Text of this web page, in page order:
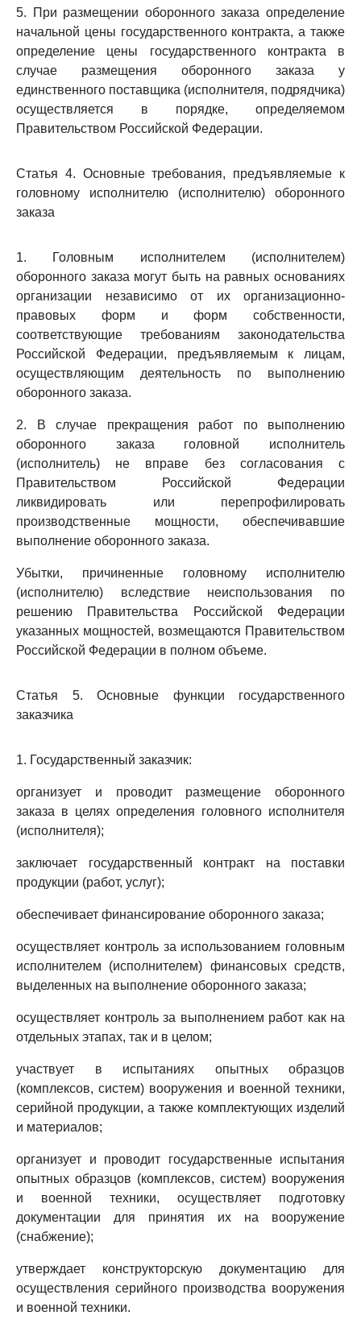
5. При размещении оборонного заказа определение
начальной цены государственного контракта, а также
определение цены государственного контракта в
случае размещения оборонного заказа у
единственного поставщика (исполнителя, подрядчика)
осуществляется в порядке, определяемом
Правительством Российской Федерации.
Статья 4. Основные требования, предъявляемые к
головному исполнителю (исполнителю) оборонного
заказа
1. Головным исполнителем (исполнителем)
оборонного заказа могут быть на равных основаниях
организации независимо от их организационно-
правовых форм и форм собственности,
соответствующие требованиям законодательства
Российской Федерации, предъявляемым к лицам,
осуществляющим деятельность по выполнению
оборонного заказа.
2. В случае прекращения работ по выполнению
оборонного заказа головной исполнитель
(исполнитель) не вправе без согласования с
Правительством Российской Федерации
ликвидировать или перепрофилировать
производственные мощности, обеспечивавшие
выполнение оборонного заказа.
Убытки, причиненные головному исполнителю
(исполнителю) вследствие неиспользования по
решению Правительства Российской Федерации
указанных мощностей, возмещаются Правительством
Российской Федерации в полном объеме.
Статья 5. Основные функции государственного
заказчика
1. Государственный заказчик:
организует и проводит размещение оборонного
заказа в целях определения головного исполнителя
(исполнителя);
заключает государственный контракт на поставки
продукции (работ, услуг);
обеспечивает финансирование оборонного заказа;
осуществляет контроль за использованием головным
исполнителем (исполнителем) финансовых средств,
выделенных на выполнение оборонного заказа;
осуществляет контроль за выполнением работ как на
отдельных этапах, так и в целом;
участвует в испытаниях опытных образцов
(комплексов, систем) вооружения и военной техники,
серийной продукции, а также комплектующих изделий
и материалов;
организует и проводит государственные испытания
опытных образцов (комплексов, систем) вооружения
и военной техники, осуществляет подготовку
документации для принятия их на вооружение
(снабжение);
утверждает конструкторскую документацию для
осуществления серийного производства вооружения
и военной техники.